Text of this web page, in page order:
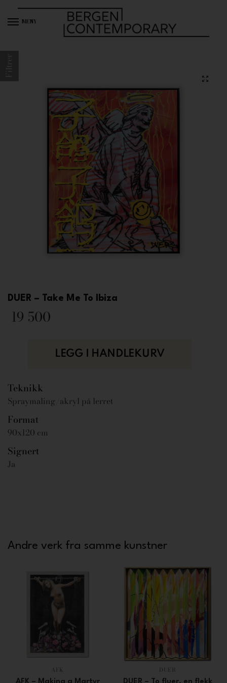
MENY
DUER – Take Me To Ibiza
19 500
LEGG I HANDLEKURV
Teknikk
Spraymaling/akryl på lerret
Format
90x120 cm
Signert
Ja
Andre verk fra samme kunstner
AFK DUER
Filtrer